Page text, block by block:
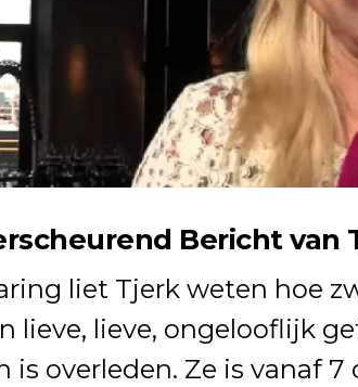
Bericht van
liet Tjerk weten hoe
lieve, lieve, ongelooflijk
is overleden. Ze is vanaf